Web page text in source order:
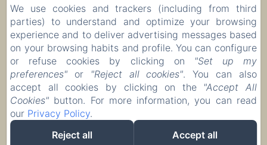
00 261 32 40 513 90
Бронировать
Размещение
EN FR RU PL
We use cookies and trackers (including from third
parties) to understand and optimize your browsing
experience and to deliver advertising messages based
on your browsing habits and profile. You can configure
or refuse cookies by clicking on
"Set up my
preferences" or "Reject all cookies". You can also
accept all cookies by clicking on the "Accept All
Cookies" button. For more information, you can read
our Privacy Policy.
Reject all
Accept all